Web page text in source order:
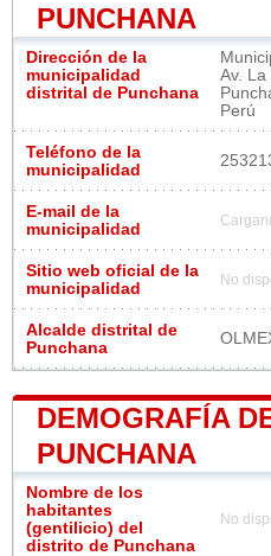
PUNCHANA
Dirección de la
municipalidad
distrital de Punchana
Av. La
Perú
Teléfono de la
municipalidad
E-mail de la
municipalidad
Sitio web oficial de la
municipalidad
No
Alcalde distrital de
Punchana
DEMOGRAFÍA
PUNCHANA
Nombre de los
habitantes
(gentilicio) del
distrito de Punchana
No